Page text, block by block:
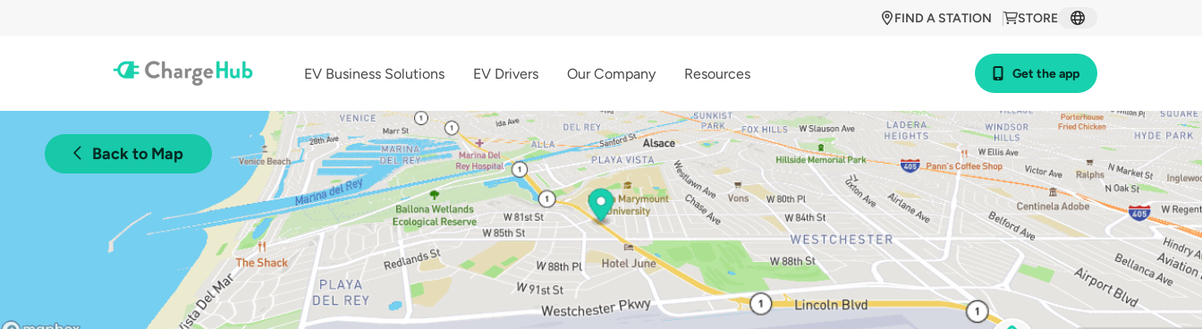
STORE
FIND A STATION
EV Business Solutions EV Drivers Our Company Resources Get the app
Back to Map